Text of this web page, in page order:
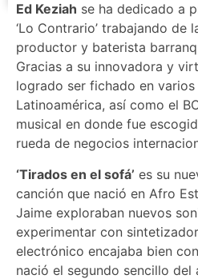
Ed Keziah se ha dedicado a
‘Lo Contrario’ trabajando de
productor y baterista
Gracias a su innovadora y
logrado ser fichado en
Latinoamérica, así como el
musical en donde fue
rueda de negocios
‘Tirados en el sofá’ es su
canción que nació en Afro
Jaime exploraban nuevos
experimentar con
electrónico encajaba bien
nació el segundo sencillo del